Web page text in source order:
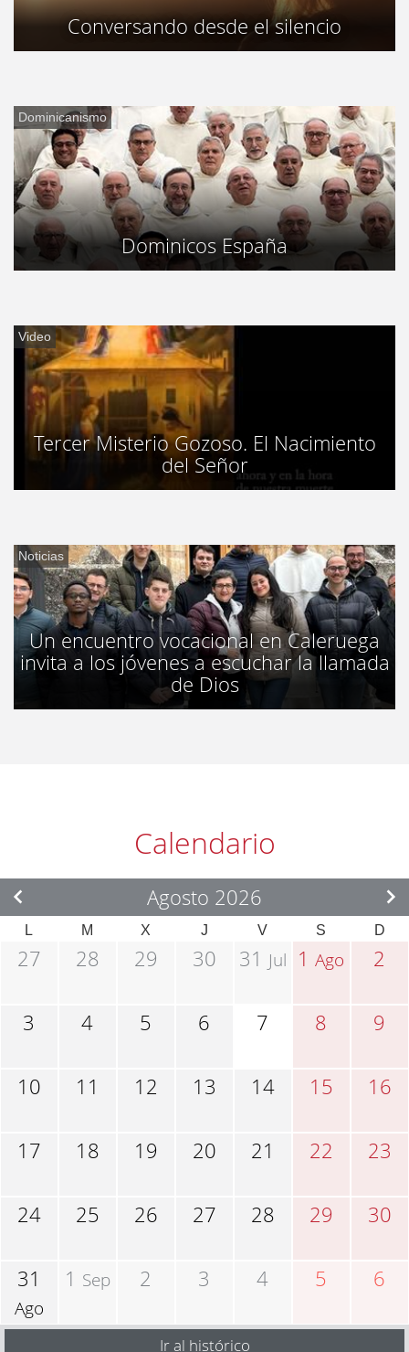
Conversando desde el silencio
Dominicanismo
Dominicos España
Video
Tercer Misterio Gozoso. El Nacimiento
del Señor
Noticias
Un encuentro vocacional en Caleruega
invita a los jóvenes a escuchar la llamada
de Dios
Calendario
Agosto 2026
L M X J V S D
27 28 29 30 31 Jul 1Ago 2
3 4 5 6 7 8 9
10 11 12 13 14 15 16
17 18 19 20 21 22 23
24 25 26 27 28 29 30
31
Ago
1 Sep 2 3 4 5 6
Ir al histórico